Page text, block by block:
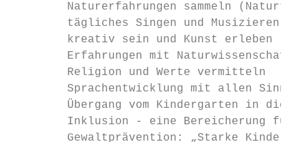
Naturerfahrungen sammeln
        tägliches Singen und Musizieren
        kreativ sein und Kunst erleben
Erfahrungen mit
        Religion und Werte vermitteln
        Sprachentwicklung mit allen Sinnen
Übergang vom Kindergarten in die
Inklusion - eine Bereicherung für
Gewaltprävention: „Starke Kinder